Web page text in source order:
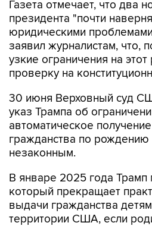
юридическими
заявил журналистам, что,
узкие ограничения на
проверку на
30 июня Верховный суд
автоматическое
гражданства по рождению
незаконным.
В январе 2025 года Трамп
выдачи гражданства
территории США, если
стране нелегально или по
визам.